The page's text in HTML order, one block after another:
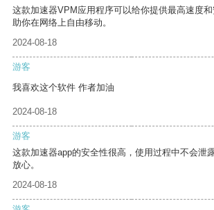
这款加速器VPM应用程序可以给你提供最高速度
助你在网络上自由移动。
2024-08-18
游客
我喜欢这个软件 作者加油
2024-08-18
游客
这款加速器app的安全性很高，使用过程中不会泄
放心。
2024-08-18